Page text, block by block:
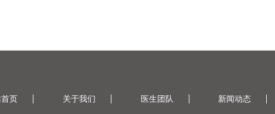
首页 关于我们 医生团队 新闻动态